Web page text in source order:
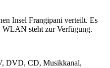
Insel Frangipani verteilt. Es
WLAN steht zur Verfügung.
DVD, CD, Musikkanal,